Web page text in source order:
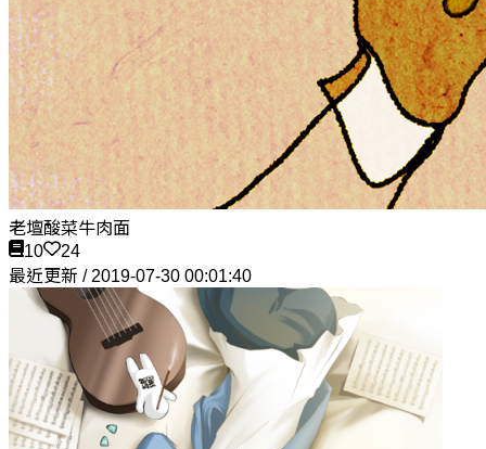
老壇酸菜牛肉面
10
24
最近更新 / 2019-07-30 00:01:40